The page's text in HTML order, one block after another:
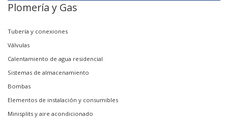
Plomería y Gas
Tubería y conexiones
Válvulas
Calentamiento de agua residencial
Sistemas de almacenamiento
Bombas
Elementos de instalación y consumibles
Minisplits y aire acondicionado